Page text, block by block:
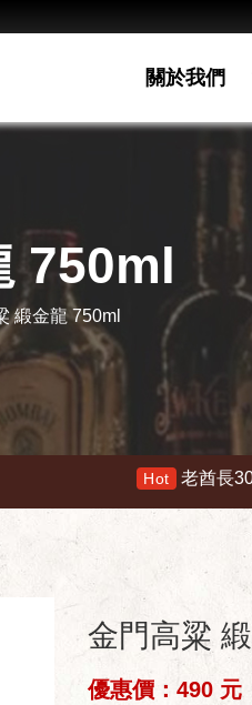
關於我們
750ml
緞金龍 750ml
老酋長30年 限量木盒
金門高粱
優惠價：490 元